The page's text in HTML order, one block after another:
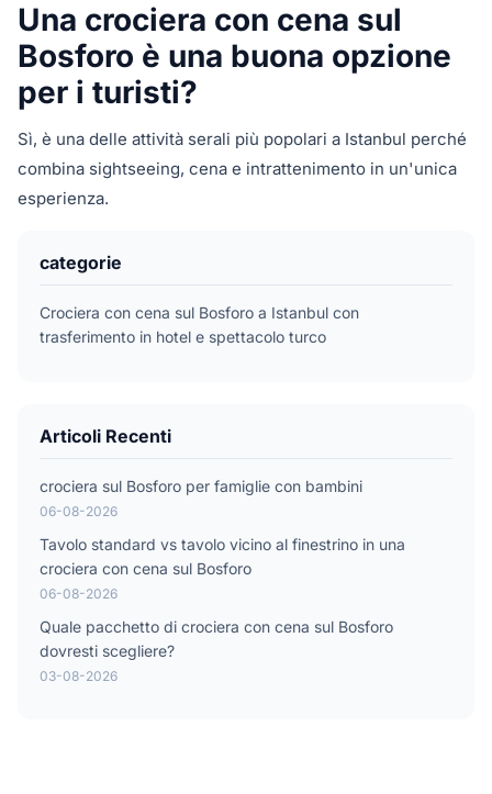
Una crociera con cena sul
Bosforo è una buona opzione
per i turisti?
Sì, è una delle attività serali più popolari a Istanbul perché
combina sightseeing, cena e intrattenimento in un'unica
esperienza.
categorie
Crociera con cena sul Bosforo a Istanbul con
trasferimento in hotel e spettacolo turco
Articoli Recenti
crociera sul Bosforo per famiglie con bambini
06-08-2026
Tavolo standard vs tavolo vicino al finestrino in una
crociera con cena sul Bosforo
06-08-2026
Quale pacchetto di crociera con cena sul Bosforo
dovresti scegliere?
03-08-2026